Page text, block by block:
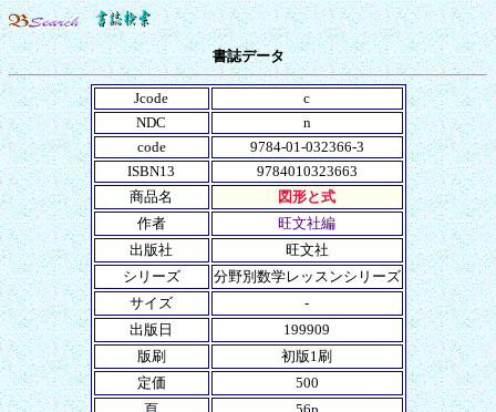
書誌データ
Jcode
c
NDC
n
code
9784-01-032366-3
ISBN13
9784010323663
商品名
図形と式
作者
旺文社編
出版社
旺文社
シリーズ
分野別数学レッスンシリーズ
サイズ
-
出版日
199909
版刷
初版1刷
定価
500